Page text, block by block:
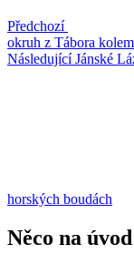
Předchozí
okruh z Tábora
Následující
Následující Jánské
horských boudách
Něco na úvod